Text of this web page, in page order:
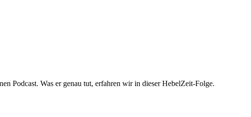
Podcast. Was er genau tut, erfahren wir in dieser HebelZeit-Folge.